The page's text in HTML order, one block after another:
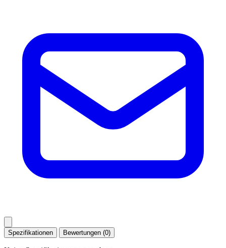
Spezifikationen Bewertungen (0)